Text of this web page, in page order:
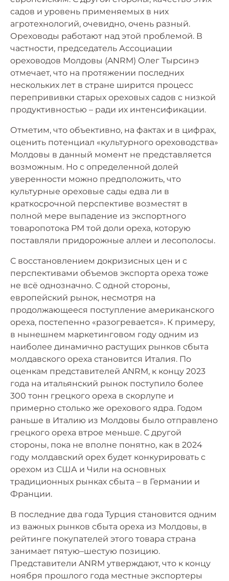
садов и уровень применяемых в них
агротехнологий, очевидно, очень разный.
Ореховоды работают над этой проблемой. В
частности, председатель Ассоциации
ореховодов Молдовы (ANRM) Олег Тырсинэ
отмечает, что на протяжении последних
нескольких лет в стране ширится процесс
перепрививки старых ореховых садов с низкой
продуктивностью – ради их интенсификации.
Отметим, что объективно, на фактах и в цифрах,
оценить потенциал «культурного ореховодства»
Молдовы в данный момент не представляется
возможным. Но с определенной долей
уверенности можно предположить, что
культурные ореховые сады едва ли в
краткосрочной перспективе возместят в
полной мере выпадение из экспортного
товаропотока РМ той доли ореха, которую
поставляли придорожные аллеи и лесополосы.
С восстановлением докризисных цен и с
перспективами объемов экспорта ореха тоже
не всё однозначно. С одной стороны,
европейский рынок, несмотря на
продолжающееся поступление американского
ореха, постепенно «разогревается». К примеру,
в нынешнем маркетинговом году одним из
наиболее динамично растущих рынков сбыта
молдавского ореха становится Италия. По
оценкам представителей ANRM, к концу 2023
года на итальянский рынок поступило более
300 тонн грецкого ореха в скорлупе и
примерно столько же орехового ядра. Годом
раньше в Италию из Молдовы было отправлено
грецкого ореха втрое меньше. С другой
стороны, пока не вполне понятно, как в 2024
году молдавский орех будет конкурировать с
орехом из США и Чили на основных
традиционных рынках сбыта – в Германии и
Франции.
В последние два года Турция становится одним
из важных рынков сбыта ореха из Молдовы, в
рейтинге покупателей этого товара страна
занимает пятую–шестую позицию.
Представители ANRM утверждают, что к концу
ноября прошлого года местные экспортеры